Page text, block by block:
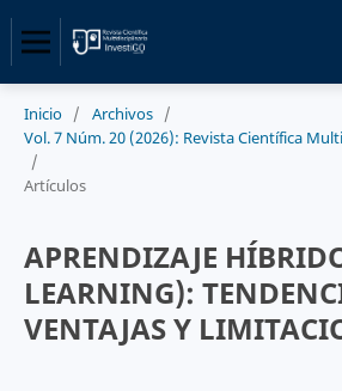
Inicio / Archivos /
Vol. 7 Núm. 20 (2026): Revista Científica
/
Artículos
APRENDIZAJE
LEARNING):
VENTAJAS Y